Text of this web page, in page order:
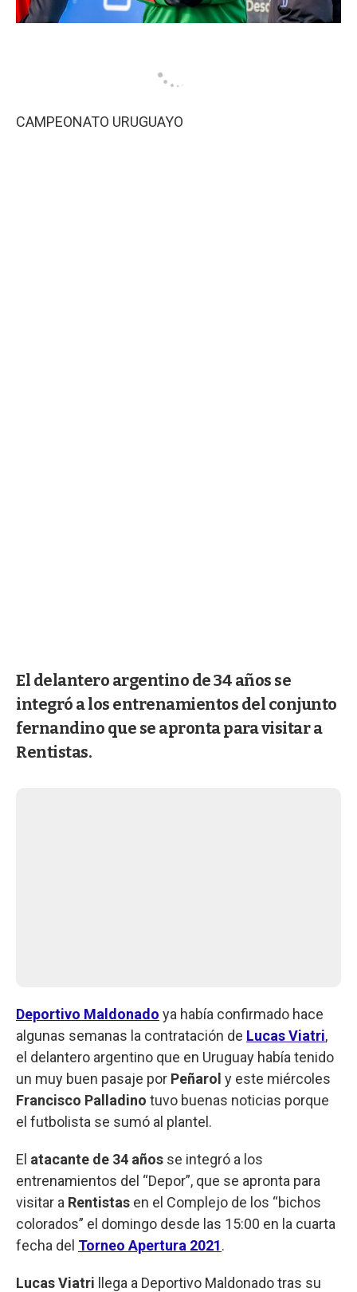
CAMPEONATO URUGUAYO
El delantero argentino de 34 años se
integró a los entrenamientos del conjunto
fernandino que se apronta para visitar a
Rentistas.
Deportivo Maldonado ya había confirmado hace
algunas semanas la contratación de Lucas Viatri,
el delantero argentino que en Uruguay había tenido
un muy buen pasaje por Peñarol y este miércoles
Francisco Palladino tuvo buenas noticias porque
el futbolista se sumó al plantel.
El atacante de 34 años se integró a los
entrenamientos del “Depor”, que se apronta para
visitar a Rentistas en el Complejo de los “bichos
colorados” el domingo desde las 15:00 en la cuarta
fecha del Torneo Apertura 2021.
Lucas Viatri llega a Deportivo Maldonado tras su